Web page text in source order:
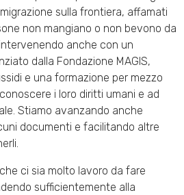
sulla frontiera, affamati
non mangiano o non bevono da
anche con un
dalla Fondazione MAGIS,
e una formazione per mezzo
i loro diritti umani e ad
Stiamo avanzando anche
documenti e facilitando altre
ci sia molto lavoro da fare
sufficientemente alla